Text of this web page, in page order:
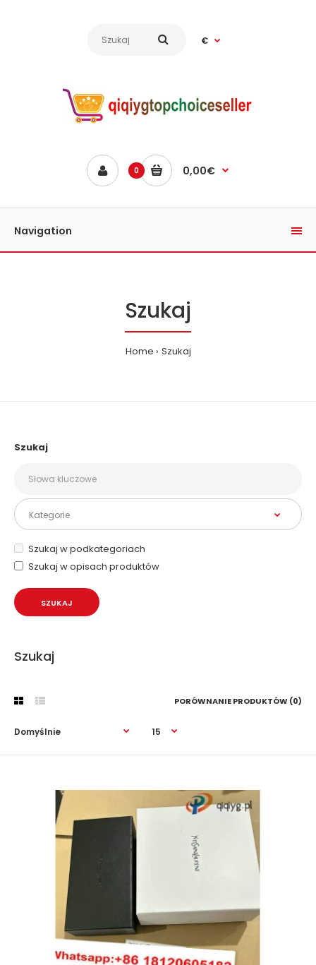
€
0 0,00€
Navigation
Szukaj
Home Szukaj
Szukaj
Szukaj w podkategoriach
Szukaj w opisach produktów
Szukaj
PORÓWNANIE PRODUKTÓW (0)